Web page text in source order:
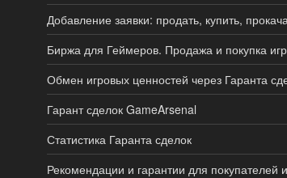
Добавление заявки: продать, купить,
Биржа для Геймеров. Продажа и покупка
Обмен игровых ценностей через Гаранта
Гарант сделок GameArsenal
Статистика Гаранта сделок
Рекомендации и гарантии для покупателей